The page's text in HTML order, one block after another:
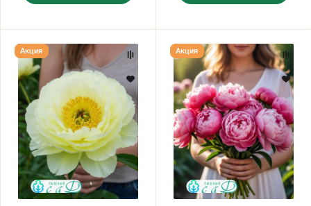
Пион
"ГРИН
ХАЛО"
Акция
Пион"
ДЖОКЕР"
Акция